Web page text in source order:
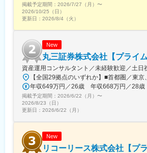
■働き方：
・年間休日120日
・安定した働き方が可能
■昇給・昇格・評価制度について：
事務職も営業職と同じように評価制度や
ます。
評価基準は営業の方とは違い、日常の業
評価しております。また、オフィスリー
ャリアアップを望む方にもぴったりです。
営業職にある歩合給ですが、もしお客様
の方が行った場合（電話での声掛けで興
ど）は、そのお客様の契約に対しての歩
す。
掲載予定期間： 2026/7/27（月） 〜
2026/10/25（日）
更新日： 2026/8/4（火）
New
丸三証券株式会社【プライム
資産運用コンサルタント／未経験歓迎／土日
年収649万円／26歳 年収668万円／28歳
掲載予定期間： 2026/6/22（月） 〜
2026/8/23（日）
更新日： 2026/6/22（月）
New
リコーリース株式会社【プ